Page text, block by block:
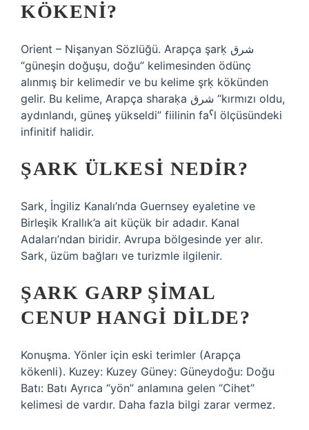
KÖKENI?
Orient – Nişanyan Sözlüğü. Arapça şarḳ شرق
“güneşin doğuşu, doğu” kelimesinden ödünç
alınmış bir kelimedir ve bu kelime şrḳ kökünden
gelir. Bu kelime, Arapça sharaḳa شرق “kırmızı oldu,
aydınlandı, güneş yükseldi” fiilinin faˁl ölçüsündeki
infinitif halidir.
ŞARK ÜLKESI NEDIR?
Sark, İngiliz Kanalı’nda Guernsey eyaletine ve
Birleşik Krallık’a ait küçük bir adadır. Kanal
Adaları’ndan biridir. Avrupa bölgesinde yer alır.
Sark, üzüm bağları ve turizmle ilgilenir.
ŞARK GARP ŞIMAL
CENUP HANGI DILDE?
Konuşma. Yönler için eski terimler (Arapça
kökenli). Kuzey: Kuzey Güney: Güneydoğu: Doğu
Batı: Batı Ayrıca “yön” anlamına gelen “Cihet”
kelimesi de vardır. Daha fazla bilgi zarar vermez.